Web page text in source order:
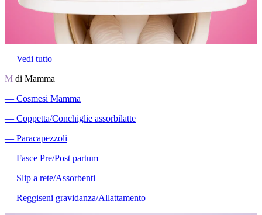
― Vedi tutto
M di Mamma
― Cosmesi Mamma
― Coppetta/Conchiglie assorbilatte
― Paracapezzoli
― Fasce Pre/Post partum
― Slip a rete/Assorbenti
― Reggiseni gravidanza/Allattamento